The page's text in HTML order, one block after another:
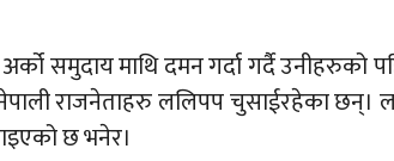
समुदाय माथि दमन गर्दा गर्दै उनीहरुको
राजनेताहरु ललिपप चुसाईरहेका छन्।
छ भनेर।